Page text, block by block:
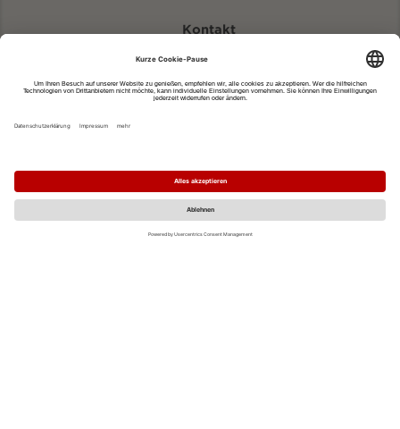
Kontakt
eventportal@fwtm.de
Impressum